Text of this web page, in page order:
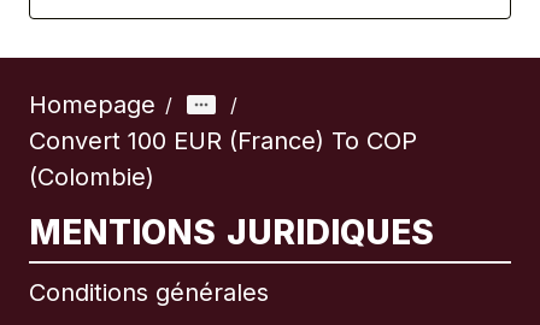
Homepage / /
Convert 100 EUR (France) To COP
(Colombie)
MENTIONS JURIDIQUES
Conditions générales